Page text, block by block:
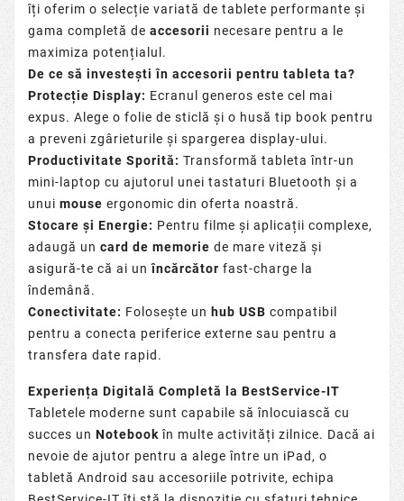
îți oferim o selecție variată de tablete performante și
gama completă de accesorii necesare pentru a le
maximiza potențialul.
De ce să investești în accesorii pentru tableta ta?
Protecție Display: Ecranul generos este cel mai
expus. Alege o folie de sticlă și o husă tip book pentru
a preveni zgârieturile și spargerea display-ului.
Productivitate Sporită: Transformă tableta într-un
mini-laptop cu ajutorul unei tastaturi Bluetooth și a
unui mouse ergonomic din oferta noastră.
Stocare și Energie: Pentru filme și aplicații complexe,
adaugă un card de memorie de mare viteză și
asigură-te că ai unîncărcător fast-charge la
îndemână.
Conectivitate: Folosește un hub USB compatibil
pentru a conecta periferice externe sau pentru a
transfera date rapid.
Experiența Digitală Completă la BestService-IT
Tabletele moderne sunt capabile să înlocuiască cu
succes un Notebook în multe activități zilnice. Dacă ai
nevoie de ajutor pentru a alege între un iPad, o
tabletă Android sau accesoriile potrivite, echipa